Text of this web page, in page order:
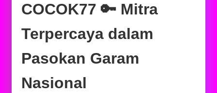
COCOK77 🔑 Mitra
Terpercaya dalam
Pasokan Garam
Nasional